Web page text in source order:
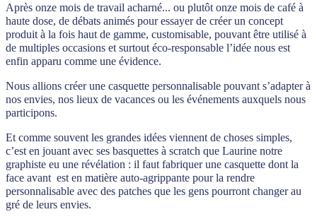
Après onze mois de travail acharné... ou plutôt onze mois de café à
haute dose, de débats animés pour essayer de créer un concept
produit à la fois haut de gamme, customisable, pouvant être utilisé à
de multiples occasions et surtout éco-responsable l’idée nous est
enfin apparu comme une évidence.
Nous allions créer une casquette personnalisable pouvant s’adapter à
nos envies, nos lieux de vacances ou les événements auxquels nous
participons.
Et comme souvent les grandes idées viennent de choses simples,
c’est en jouant avec ses basquettes à scratch que Laurine notre
graphiste eu une révélation : il faut fabriquer une casquette dont la
face avant est en matière auto-agrippante pour la rendre
personnalisable avec des patches que les gens pourront changer au
gré de leurs envies.